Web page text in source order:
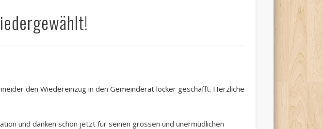
den Wiedereinzug in den Gemeinderat locker geschafft. Herzliche
und danken schon jetzt für seinen grossen und unermüdlichen